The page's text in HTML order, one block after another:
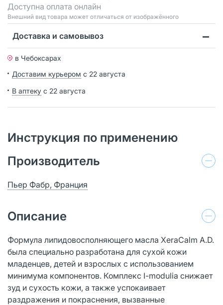
Доступна оплата онлайн
Bнешний вид товара может отличаться от изображённого
Доставка и самовывоз
в Чебоксарах
Доставим курьером с 22 августа
В аптеку с 22 августа
Инструкция по применению
Производитель
Пьер Фабр, Франция
Описание
Формула липидовосполняющего масла XeraCalm A.D.
была специально разработана для сухой кожи
младенцев, детей и взрослых с использованием
минимума компонентов. Комплекс I-modulia снижает
зуд и сухость кожи, а также успокаивает
раздражения и покраснения, вызванные